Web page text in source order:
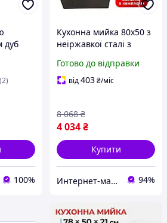
дуб
(2)
100%
Кухонна мийка 80x50 з
неіржавкої сталі з
повним комплектом:
змішувач дозатор
Готово до відправки
від403₴/міс
4 034₴
8 068 ₴
Купити
Интернет-магазин Строй Дом 94%